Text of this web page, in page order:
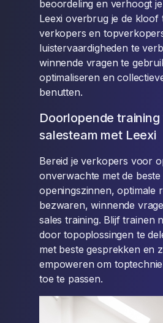
beoordeling en verhoogt
Leexi overbrug je de kloof
verkopers en
luistervaardigheden te
winnende vragen te
optimaliseren en
benutten.
Doorlopende training
salesteam met Leexi
Bereid je verkopers voor
onverwachte met de beste
openingszinnen, optimale
bezwaren, winnende
sales training. Blijf trainen
door topoplossingen te
met beste gesprekken en
empoweren om
toe te passen.